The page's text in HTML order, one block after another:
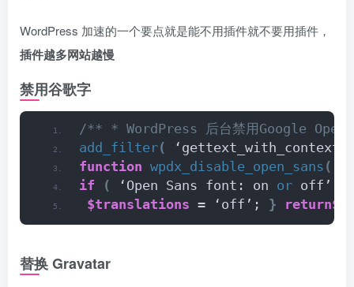
WordPress 加速的一个要点就是能不用插件就不要用插件，
插件越多网站越慢
禁用谷歌字
/** * WordPress 后台禁用Google Open
add_filter(
function wpdx_disable_open_sans (
if
( ‘Open Sans font: on or off’
$translations = ‘off’; } return
替换 Gravatar